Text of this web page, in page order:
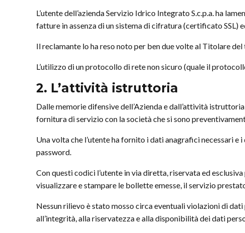
L’utente dell’azienda Servizio Idrico Integrato S.c.p.a. ha
fatture in assenza di un sistema di cifratura (certificato SSL)
Il reclamante lo ha reso noto per ben due volte al Titolare
L’utilizzo di un protocollo di rete non sicuro (quale il
2. L’attività istruttoria
Dalle memorie difensive dell’Azienda e dall’attività
fornitura di servizio con la società che si sono
Una volta che l’utente ha fornito i dati anagrafici necessari
password.
Con questi codici l’utente in via diretta, riservata ed
visualizzare e stampare le bollette emesse, il servizio
Nessun rilievo è stato mosso circa eventuali violazioni di
all’integrità, alla riservatezza e alla disponibilità dei dati